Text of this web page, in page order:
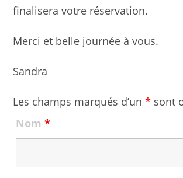
finalisera votre réservation.
Merci et belle journée à vous.
Sandra
Les champs marqués d’un* sont
Nom*